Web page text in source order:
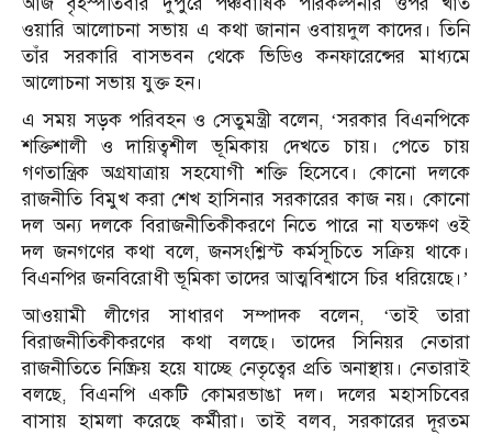
ওয়ারি আলোচনা সভায় এ কথা জানান ওবায়দুল কাদের। তিনি
তাঁর সরকারি বাসভবন থেকে ভিডিও কনফারেন্সের মাধ্যমে
আলোচনা সভায় যুক্ত হন।
এ সময় সড়ক পরিবহন ও সেতুমন্ত্রী বলেন, ‘সরকার বিএনপিকে
শক্তিশালী ও দায়িত্বশীল ভূমিকায় দেখতে চায়। পেতে চায়
গণতান্ত্রিক অগ্রযাত্রায় সহযোগী শক্তি হিসেবে। কোনো দলকে
রাজনীতি বিমুখ করা শেখ হাসিনার সরকারের কাজ নয়। কোনো
দল অন্য দলকে বিরাজনীতিকীকরণে নিতে পারে না যতক্ষণ ওই
দল জনগণের কথা বলে, জনসংশ্লিস্ট কর্মসূচিতে সক্রিয় থাকে।
বিএনপির জনবিরোধী ভূমিকা তাদের আত্মবিশ্বাসে চির ধরিয়েছে।’
আওয়ামী লীগের সাধারণ সম্পাদক বলেন, ‘তাই তারা
বিরাজনীতিকীকরণের কথা বলছে। তাদের সিনিয়র নেতারা
রাজনীতিতে নিষ্ক্রিয় হয়ে যাচ্ছে নেতৃত্বের প্রতি অনাস্থায়। নেতারাই
বলছে, বিএনপি একটি কোমরভাঙা দল। দলের মহাসচিবের
বাসায় হামলা করেছে কর্মীরা। তাই বলব, সরকারের দূরতম